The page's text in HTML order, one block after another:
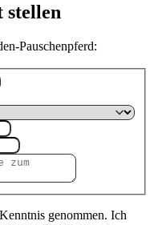
stellen
Pauschenpferd:
genommen. Ich